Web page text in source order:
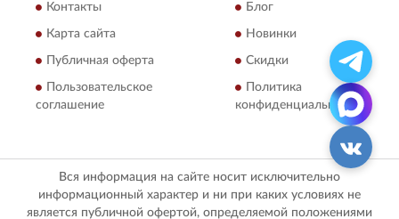
Контакты
Карта сайта
Публичная оферта
Пользовательское
соглашение
Блог
Новинки
Скидки
Политика
конфиденциальности
Вся информация на сайте носит исключительно
информационный характер и ни при каких условиях не
является публичной офертой, определяемой положениями